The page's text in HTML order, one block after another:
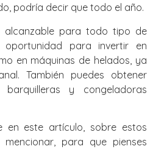
podría decir que todo el año.
alcanzable para todo tipo de
para invertir en
en máquinas de helados, ya
También puedes obtener
y congeladoras
en este artículo, sobre estos
para que pienses